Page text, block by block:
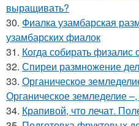
выращивать?
30. Фиалка узамбарская
узамбарских фиалок
31. Когда собирать
32. Спиреи размножение
33. Органическое
Органическое земледелие –,
34. Крапивой, что лечат.